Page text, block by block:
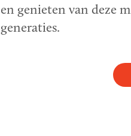
en genieten van deze
generaties.